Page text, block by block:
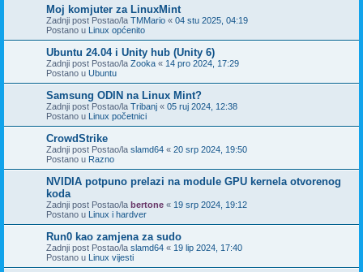
Moj komjuter za LinuxMint
Zadnji post Postao/la TMMario « 04 stu 2025, 04:19
Postano u Linux općenito
Ubuntu 24.04 i Unity hub (Unity 6)
Zadnji post Postao/la Zooka « 14 pro 2024, 17:29
Postano u Ubuntu
Samsung ODIN na Linux Mint?
Zadnji post Postao/la Tribanj « 05 ruj 2024, 12:38
Postano u Linux početnici
CrowdStrike
Zadnji post Postao/la slamd64 « 20 srp 2024, 19:50
Postano u Razno
NVIDIA potpuno prelazi na module GPU kernela otvorenog
koda
Zadnji post Postao/la bertone « 19 srp 2024, 19:12
Postano u Linux i hardver
Run0 kao zamjena za sudo
Zadnji post Postao/la slamd64 « 19 lip 2024, 17:40
Postano u Linux vijesti